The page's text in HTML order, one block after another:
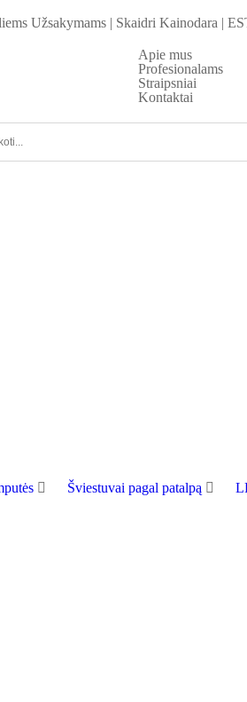
Užsakymams | Skaidri Kainodara |
Apie mus
Profesionalams
Straipsniai
Kontaktai
Šviestuvai pagal patalpą